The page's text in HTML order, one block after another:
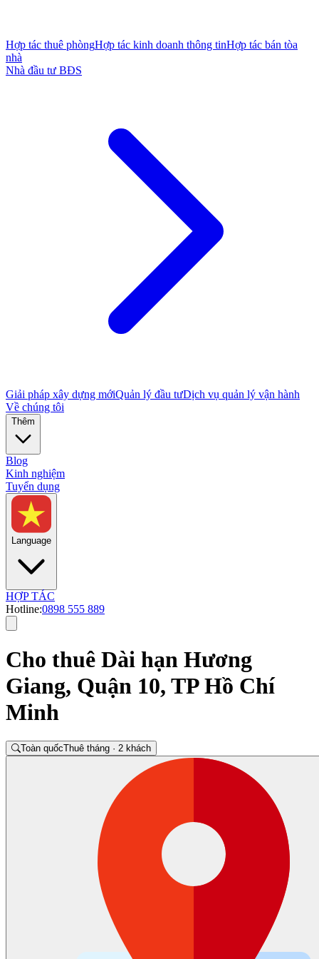
Hợp tác thuê phòngHợp tác kinh doanh thông tinHợp tác bán tòa
nhà
Nhà đầu tư BĐS
Giải pháp xây dựng mớiQuản lý đầu tưDịch vụ quản lý vận hành
Về chúng tôi
Thêm
Blog
Kinh nghiệm
Tuyển dụng
Language
HỢP TÁC
Hotline:0898 555 889
Cho thuê Dài hạn Hương
Giang, Quận 10, TP Hồ Chí
Minh
Toàn quốcThuê tháng · 2 khách